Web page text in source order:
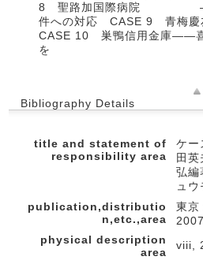
8 聖路加国際病院 ——
件への対応 CASE 9 青梅慶
CASE 10 巣鴨信用金庫——
を
Bibliography Details
title and statement of
responsibility area
ケー
田
弘編
ュウ
publication,distributio
n,etc.,area
東京
physical description
area
viii,